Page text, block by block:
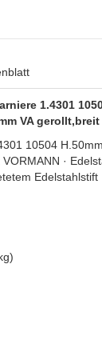
1.4301
VA gerollt,breit
10504
·
Edelstahlstift